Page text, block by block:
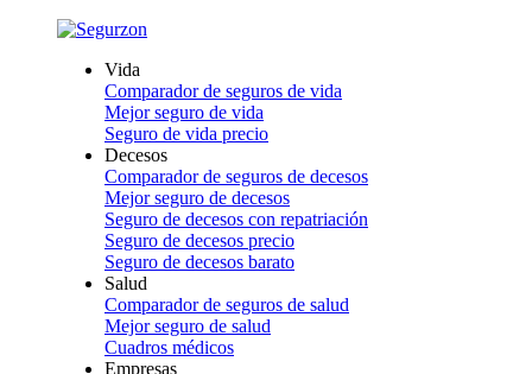
Vida
Comparador de seguros de vida
Mejor seguro de vida
Seguro de vida precio
Decesos
Comparador de seguros de decesos
Mejor seguro de decesos
Seguro de decesos con repatriación
Seguro de decesos precio
Seguro de decesos barato
Salud
Comparador de seguros de salud
Mejor seguro de salud
Cuadros médicos
Empresas